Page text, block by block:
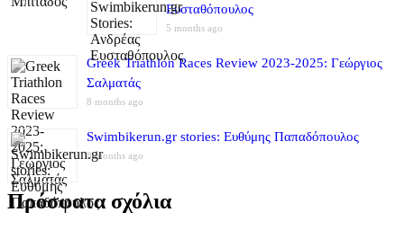
Ευσταθόπουλος
5 months ago
Greek Triathlon Races Review 2023-2025: Γεώργιος
Σαλματάς
8 months ago
Swimbikerun.gr stories: Ευθύμης Παπαδόπουλος
8 months ago
Πρόσφατα σχόλια